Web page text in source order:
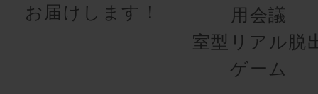
お届けします！
用会議
室型リアル脱
ゲーム